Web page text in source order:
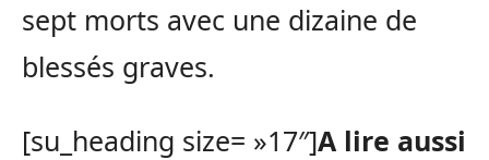
sept morts avec une dizaine de
blessés graves.
[su_heading size= »17″]A lire aussi